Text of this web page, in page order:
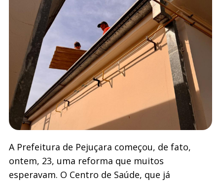
A Prefeitura de Pejuçara começou, de fato,
ontem, 23, uma reforma que muitos
esperavam. O Centro de Saúde, que já